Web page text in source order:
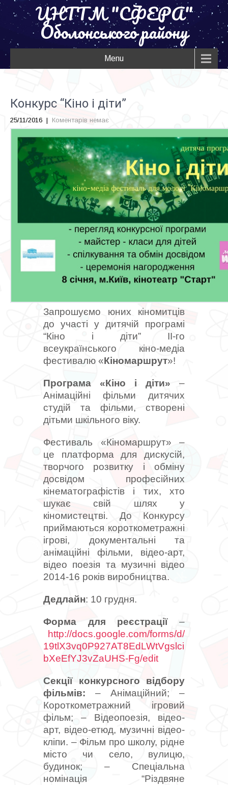
ЦНТТМ "СФЕРА"
Оболонського району
Menu
Конкурс “Кіно і діти”
25/11/2016 | Коментарів немає
Запрошуємо юних кіномитців
до участі у дитячій програмі
“Кіно і діти” ІІ-го
всеукраїнського кіно-медіа
фестивалю «Кіномаршрут»!
Програма «Кіно і діти» –
Анімаційні фільми дитячих
студій та фільми, створені
дітьми шкільного віку.
Фестиваль «Кіномаршрут» –
це платформа для дискусій,
творчого розвитку і обміну
досвідом професійних
кінематографістів і тих, хто
шукає свій шлях у
кіномистецтві.
До Конкурсу
приймаються короткометражні
ігрові, документальні та
анімаційні фільми, відео-арт,
відео поезія та музичні відео
2014-16 років виробництва.
Дедлайн: 10 грудня.
Форма для реєстрації–
http://docs.google.com/forms/d/
19tlX3vq0P927AT8EdLWtVgslci
bXeEfYJ3vZaUHS-Fg/edit
Секції конкурсного відбору
фільмів:
– Анімаційний;
–
Короткометражний ігровий
фільм;
– Відеопоезія, відео-
арт, відео-етюд, музичні відео-
кліпи. – Фільм про школу, рідне
місто чи село, вулицю,
будинок;
– Спеціальна
номінація “Різдвяне